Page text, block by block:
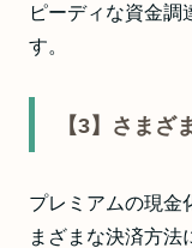
ピーディな資金調
す。
【3】さまざ
プレミアムの現金
まざまな決済方法